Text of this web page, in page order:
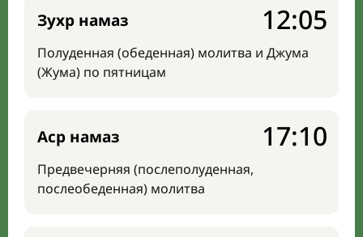
Зухр намаз
Полуденная (обеденная) молитва и Джума
(Жума) по пятницам
12:05
Аср намаз
Предвечерняя (послеполуденная,
послеобеденная) молитва
17:10